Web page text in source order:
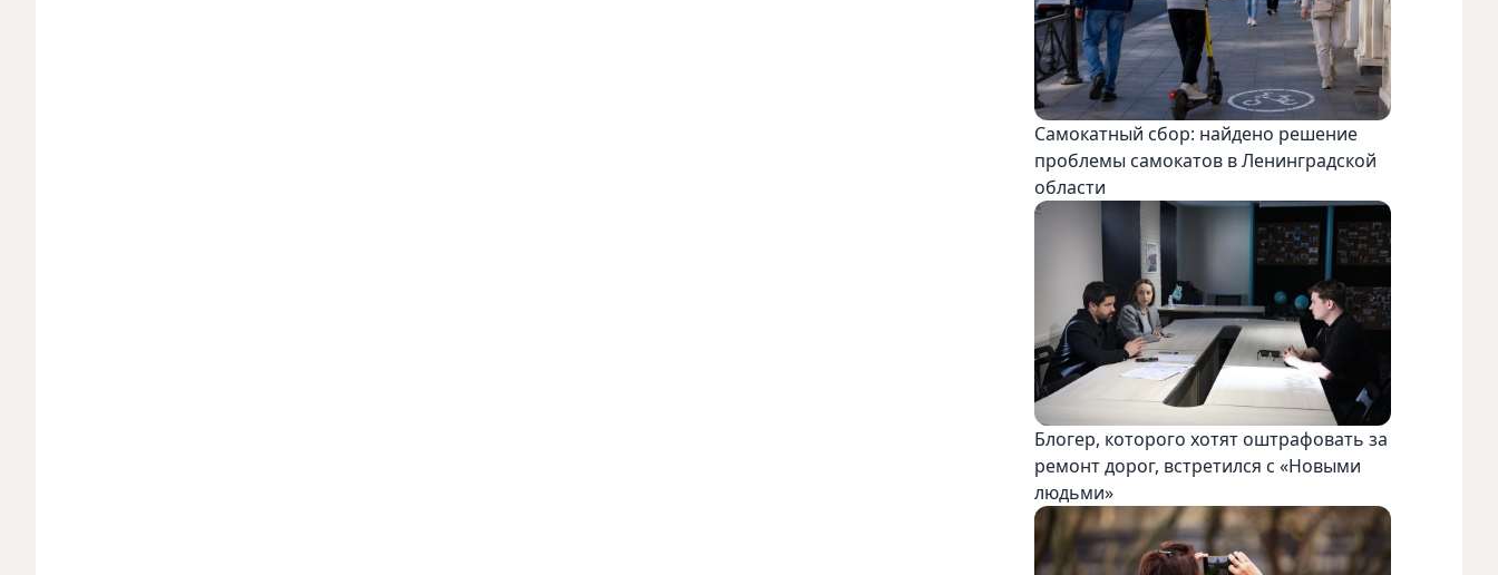
Самокатный сбор: найдено решение
проблемы самокатов в Ленинградской
области
Блогер, которого хотят оштрафовать за
ремонт дорог, встретился с «Новыми
людьми»